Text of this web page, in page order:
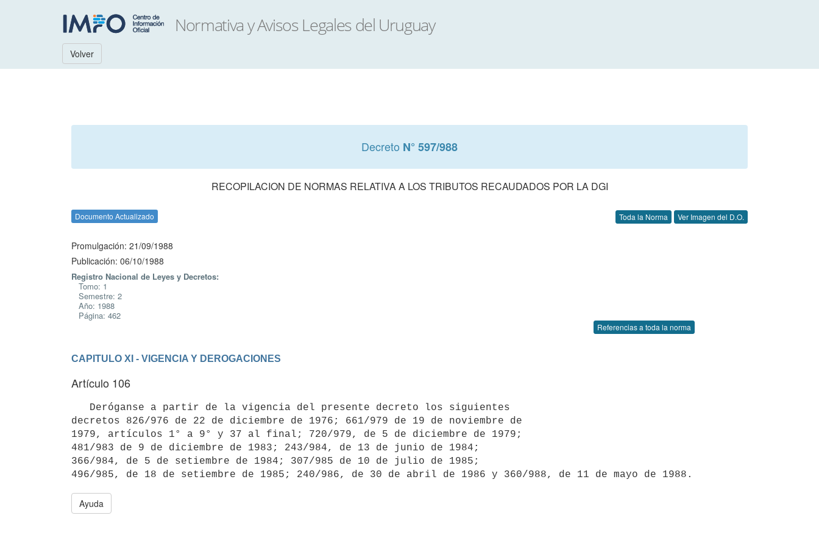
Volver
Decreto N° 597/988
RECOPILACION DE NORMAS RELATIVA A LOS TRIBUTOS RECAUDADOS POR LA DGI
Documento Actualizado Toda la Norma Ver Imagen del D.O.
Promulgación: 21/09/1988
Publicación: 06/10/1988
Registro Nacional de Leyes y Decretos:
Tomo: 1
Semestre: 2
Año: 1988
Página: 462
Referencias a toda la norma
CAPITULO XI - VIGENCIA Y DEROGACIONES
Artículo 106
decretos 826/976 de 22 de diciembre de 1976; 661/979 de 19 de noviembre de
1979, artículos 1° a 9° y 37 al final; 720/979, de 5 de diciembre de 1979;
481/983 de 9 de diciembre de 1983; 243/984, de 13 de junio de 1984;
366/984, de 5 de setiembre de 1984; 307/985 de 10 de julio de 1985;
Ayuda